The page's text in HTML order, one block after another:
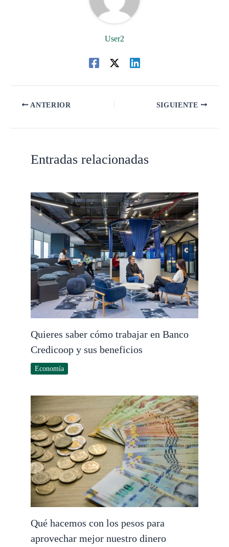
User2
ANTERIOR SIGUIENTE
Entradas relacionadas
Quieres saber cómo trabajar en Banco
Credicoop y sus beneficios
Economía
Qué hacemos con los pesos para
aprovechar mejor nuestro dinero